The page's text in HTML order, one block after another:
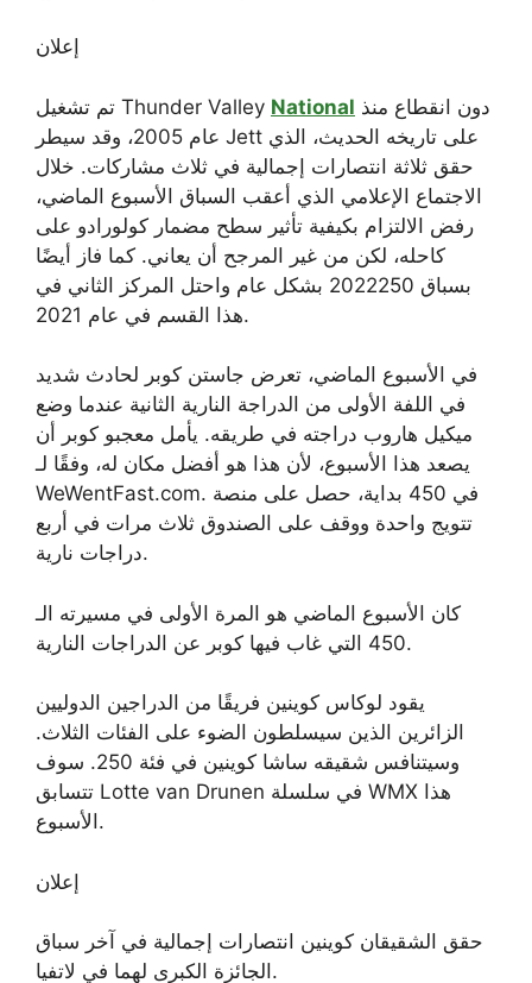
إعلان
تم تشغيل Thunder Valley National
عام 2005، وقد سيطر Jett على تاريخه الحديث، الذي
حقق ثلاثة انتصارات إجمالية في ثلاث مشاركات. خلال
الاجتماع الإعلامي الذي أعقب السباق الأسبوع الماضي،
رفض الالتزام بكيفية تأثير سطح مضمار كولورادو على
كاحله، لكن من غير المرجح أن يعاني. كما فاز أيضًا
بسباق 2022250 بشكل عام واحتل المركز الثاني في
هذا القسم في عام 2021.
في الأسبوع الماضي، تعرض جاستن كوبر لحادث شديد
في اللفة الأولى من الدراجة النارية الثانية عندما وضع
ميكيل هاروب دراجته في طريقه. يأمل معجبو كوبر أن
يصعد هذا الأسبوع، لأن هذا هو أفضل مكان له، وفقًا لـ
WeWentFast.com. في 450 بداية، حصل على منصة
تتويج واحدة ووقف على الصندوق ثلاث مرات في أربع
دراجات نارية.
كان الأسبوع الماضي هو المرة الأولى في مسيرته الـ
450 التي غاب فيها كوبر عن الدراجات النارية.
يقود لوكاس كوينين فريقًا من الدراجين الدوليين
الزائرين الذين سيسلطون الضوء على الفئات الثلاث.
وسيتنافس شقيقه ساشا كوينين في فئة 250. سوف
تتسابق Lotte van Drunen في سلسلة WMX هذا
الأسبوع.
إعلان
حقق الشقيقان كوينين انتصارات إجمالية في آخر سباق
الجائزة الكبرى لهما في لاتفيا.